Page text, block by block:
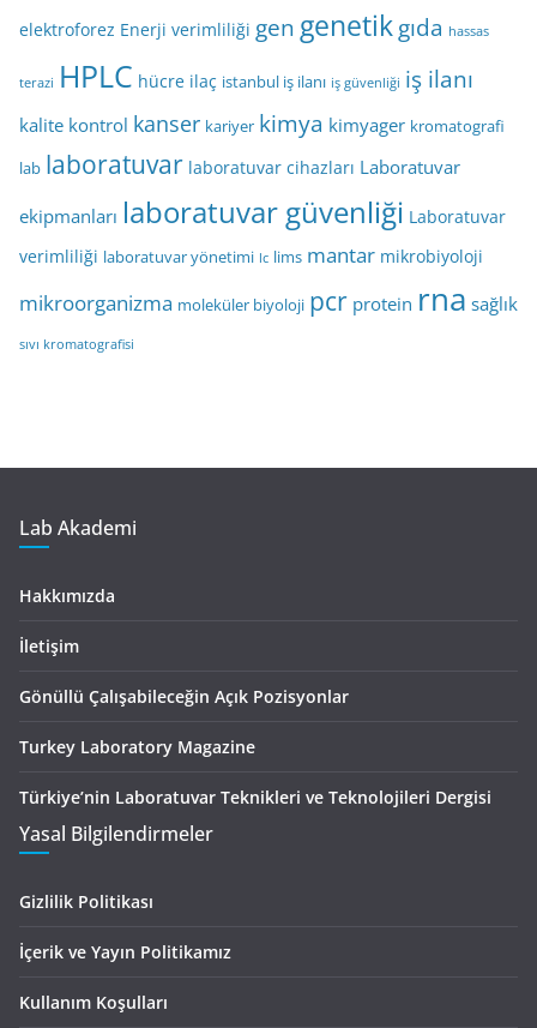
elektroforez Enerji verimliliği gen genetikgıda hassas
terazi HPLC hücre ilaç istanbul iş ilanı iş güvenliği iş ilanı
kalite kontrol kanser kariyer kimya kimyager kromatografi
lab laboratuvar laboratuvar cihazları Laboratuvar
ekipmanları laboratuvar güvenliği Laboratuvar
verimliliği laboratuvar yönetimi lc lims mantar mikrobiyoloji
mikroorganizma moleküler biyoloji pcr protein rna sağlık
sıvı kromatografisi
Lab Akademi
Hakkımızda
İletişim
Gönüllü Çalışabileceğin Açık Pozisyonlar
Turkey Laboratory Magazine
Türkiye’nin Laboratuvar Teknikleri ve Teknolojileri Dergisi
Yasal Bilgilendirmeler
Gizlilik Politikası
İçerik ve Yayın Politikamız
Kullanım Koşulları